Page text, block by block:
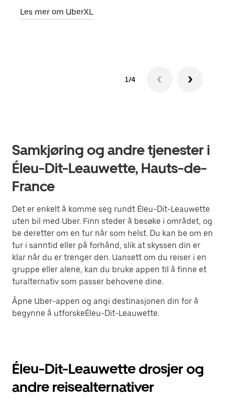
Les mer om UberXL
1/4
Samkjøring og andre tjenester i
Éleu-Dit-Leauwette, Hauts-de-
France
Det er enkelt å komme seg rundt Éleu-Dit-Leauwette
uten bil med Uber. Finn steder å besøke i området, og
be deretter om en tur når som helst. Du kan be om en
tur i sanntid eller på forhånd, slik at skyssen din er
klar når du er trenger den. Uansett om du reiser i en
gruppe eller alene, kan du bruke appen til å finne et
turalternativ som passer behovene dine.
Åpne Uber-appen og angi destinasjonen din for å
begynne å utforskeÉleu-Dit-Leauwette.
Éleu-Dit-Leauwette drosjer og
andre reisealternativer